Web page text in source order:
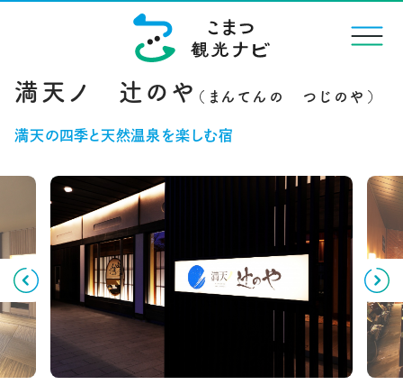
menu
満天ノ 辻のや
満天の四季と天然温泉を楽しむ宿
Previous Next